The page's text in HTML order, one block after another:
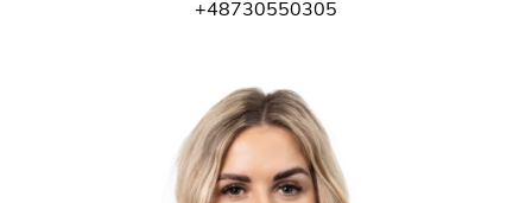
+48730550305